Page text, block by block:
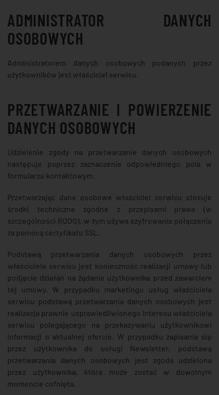
ADMINISTRATOR DANYCH
OSOBOWYCH
Administratorem danych osobowych podanych przez
użytkowników jest właściciel serwisu.
PRZETWARZANIE I POWIERZENIE
DANYCH OSOBOWYCH
Udzielenie zgody na przetwarzanie danych osobowych
następuje poprzez zaznaczenie odpowiedniego pola w
formularzu kontaktowym.
Przetwarzając dane osobowe właściciel serwisu stosuje
środki techniczne zgodne z przepisami prawa (w
szczególności RODO), w tym używa szyfrowania połączenia
za pomocą certyfikatu SSL.
Podstawą przetwarzania danych osobowych przez
właściciela serwisu jest konieczność realizacji umowy lub
podjęcie działań na żądanie użytkownika przed zawarciem
tej umowy. W przypadku marketingu usług właściciela
serwisu podstawą przetwarzania danych osobowych jest
realizacja prawnie usprawiedliwionego interesu właściciela
serwisu polegającego na przekazywaniu użytkownikowi
informacji o aktualnej ofercie. W przypadku zapisania się
przez użytkownika do usługi Newsletter, podstawą
przetwarzania danych osobowych jest zgoda udzielona
przez użytkownika, która może zostać w dowolnym
momencie cofnięta.